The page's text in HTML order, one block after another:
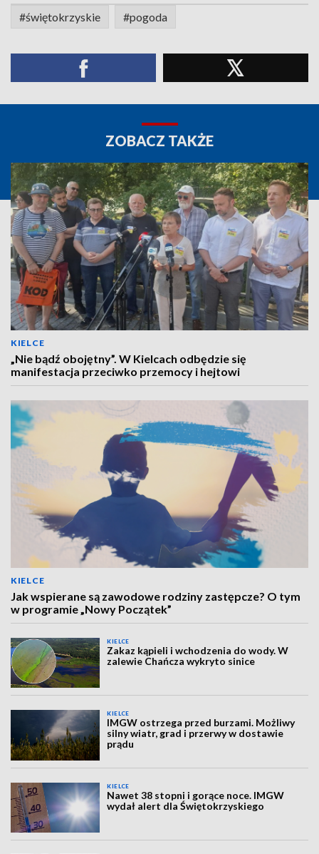
#świętokrzyskie #pogoda
ZOBACZ TAKŻE
KIELCE
„Nie bądź obojętny”. W Kielcach odbędzie się
manifestacja przeciwko przemocy i hejtowi
KIELCE
Jak wspierane są zawodowe rodziny zastępcze? O tym
w programie „Nowy Początek”
KIELCE
Zakaz kąpieli i wchodzenia do wody. W
zalewie Chańcza wykryto sinice
KIELCE
IMGW ostrzega przed burzami. Możliwy
silny wiatr, grad i przerwy w dostawie
prądu
KIELCE
Nawet 38 stopni i gorące noce. IMGW
wydał alert dla Świętokrzyskiego